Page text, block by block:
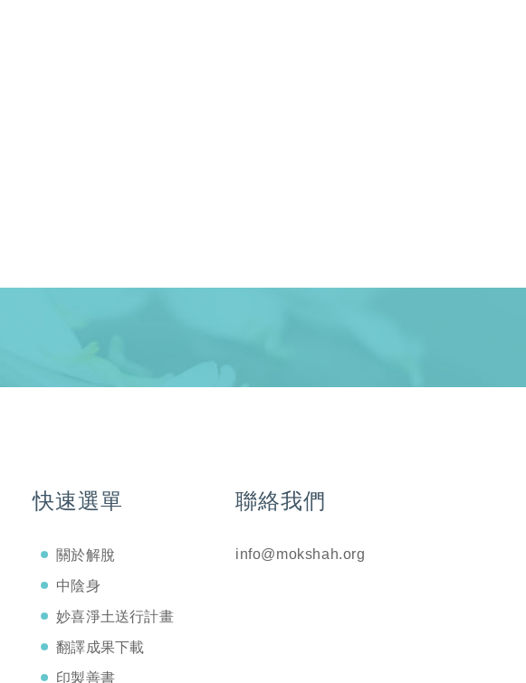
快速選單
關於解脫
中陰身
妙喜淨土送行計畫
翻譯成果下載
印製善書
聯絡我們
info@mokshah.org